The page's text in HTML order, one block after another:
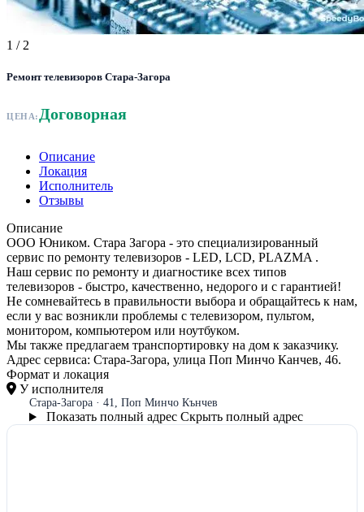
1 / 2
Ремонт телевизоров Стара-Загора
ЦЕНА: Договорная
Описание
Локация
Исполнитель
Отзывы
Описание
ООО Юником. Стара Загора - это специализированный
сервис по ремонту телевизоров - LED, LCD, PLAZMA .
Наш сервис по ремонту и диагностике всех типов
телевизоров - быстро, качественно, недорого и с гарантией!
Не сомневайтесь в правильности выбора и обращайтесь к нам,
если у вас возникли проблемы с телевизором, пультом,
монитором, компьютером или ноутбуком.
Мы также предлагаем транспортировку на дом к заказчику.
Адрес сервиса: Стара-Загора, улица Поп Минчо Канчев, 46.
Формат и локация
У исполнителя
Стара-Загора · 41, Поп Минчо Кънчев
Показать полный адрес Скрыть полный адрес